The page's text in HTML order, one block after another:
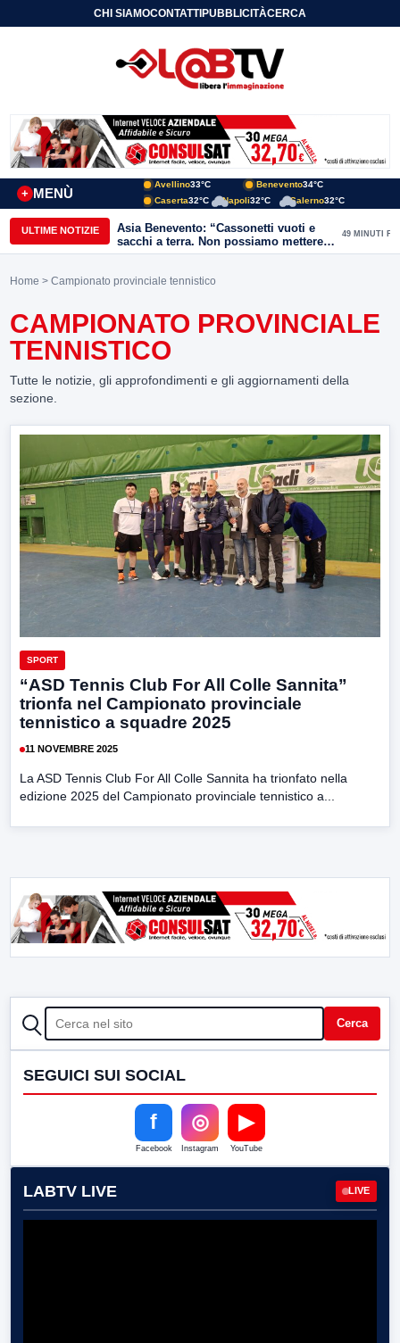
CHI SIAMOCONTATTIPUBBLICITÀCERCA
MENÙ
+
Avellino33°C Benevento34°C
Caserta32°C Napoli32°C Salerno32°C
ULTIME NOTIZIE
Asia Benevento: “Cassonetti vuoti e
sacchi a terra. Non possiamo mettere
una toppa alla mancanza di rispetto”
49 MINUTI FA
Home > Campionato provinciale tennistico
CAMPIONATO PROVINCIALE
TENNISTICO
Tutte le notizie, gli approfondimenti e gli aggiornamenti della
sezione.
SPORT
“ASD Tennis Club For All Colle Sannita”
trionfa nel Campionato provinciale
tennistico a squadre 2025
11 NOVEMBRE 2025
La ASD Tennis Club For All Colle Sannita ha trionfato nella
edizione 2025 del Campionato provinciale tennistico a...
CERCA Cerca
SEGUICI SUI SOCIAL
f
Facebook
◎
Instagram
▶
YouTube
LABTV LIVE LIVE